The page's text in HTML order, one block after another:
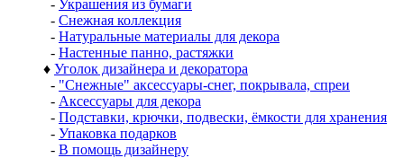
- Украшения из бумаги
- Снежная коллекция
- Натуральные материалы для декора
- Настенные панно, растяжки
♦ Уголок дизайнера и декоратора
- "Снежные" аксессуары-снег, покрывала, спреи
- Аксессуары для декора
- Подставки, крючки, подвески, ёмкости для хранения
- Упаковка подарков
- В помощь дизайнеру